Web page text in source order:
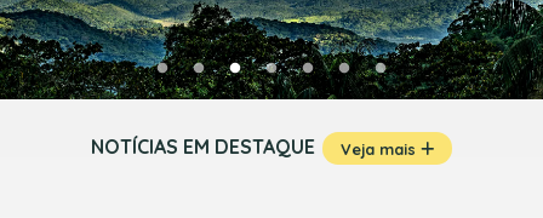
NOTÍCIAS EM DESTAQUE Veja mais